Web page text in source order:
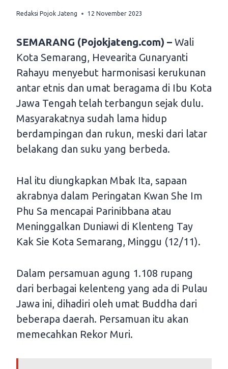
Redaksi Pojok Jateng 12 November 2023
SEMARANG (Pojokjateng.com) – Wali
Kota Semarang, Hevearita Gunaryanti
Rahayu menyebut harmonisasi kerukunan
antar etnis dan umat beragama di Ibu Kota
Jawa Tengah telah terbangun sejak dulu.
Masyarakatnya sudah lama hidup
berdampingan dan rukun, meski dari latar
belakang dan suku yang berbeda.
Hal itu diungkapkan Mbak Ita, sapaan
akrabnya dalam Peringatan Kwan She Im
Phu Sa mencapai Parinibbana atau
Meninggalkan Duniawi di Klenteng Tay
Kak Sie Kota Semarang, Minggu (12/11).
Dalam persamuan agung 1.108 rupang
dari berbagai kelenteng yang ada di Pulau
Jawa ini, dihadiri oleh umat Buddha dari
beberapa daerah. Persamuan itu akan
memecahkan Rekor Muri.